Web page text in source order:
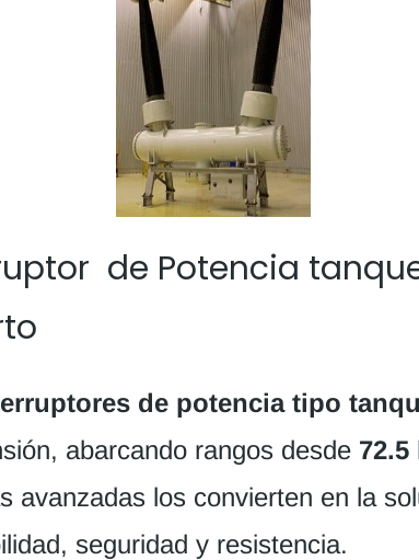
de Potencia
de potencia tipo
abarcando rangos desde 72.5
avanzadas los convierten en la
seguridad y resistencia.